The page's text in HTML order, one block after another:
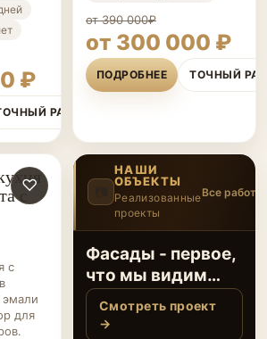
₽
РАСЧЁТ
от 390 000₽
от 300 000 ₽
ПОДРОБНЕЕ ТОЧНЫЙ
♡
с
с
эмали
для
НАШИ
ОБЪЕКТЫ
Реализованные
проекты
Все
‹ ›
Фасады - первое,
что мы видим
каждое утро,
открывая кухню…
Смотреть проект
→